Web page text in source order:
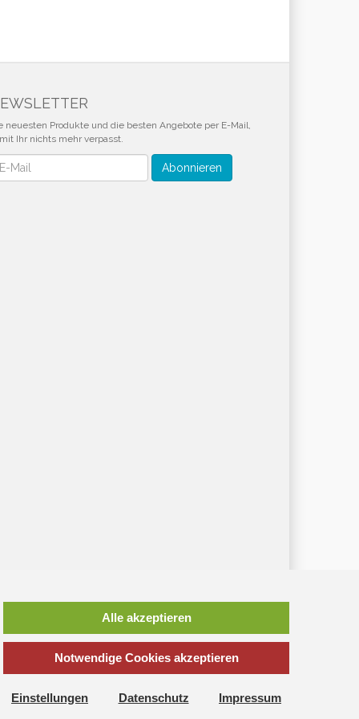
neuesten Produkte und die besten Angebote per E-Mail,
Ihr nichts mehr verpasst.
Abonnieren
*inkl. MwSt., zzgl.Versandkosten
Alle akzeptieren
Notwendige Cookies akzeptieren
Einstellungen Datenschutz Impressum